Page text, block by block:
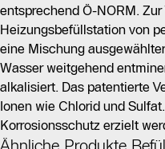
entsprechend Ö-NORM.
Heizungsbefüllstation von
eine Mischung
Wasser weitgehend
alkalisiert. Das patentierte
Ionen wie Chlorid und
Korrosionsschutz erzielt